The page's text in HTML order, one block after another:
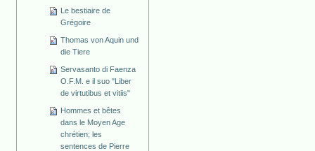
Le bestiaire de
Grégoire
Thomas von Aquin und
die Tiere
Servasanto di Faenza
O.F.M. e il suo "Liber
de virtutibus et vitiis"
Hommes et bêtes
dans le Moyen Age
chrétien; les
sentences de Pierre